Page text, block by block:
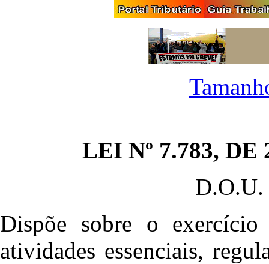
LEI Nº 7.783, DE
D.O.U.
Dispõe sobre o
atividades essenciais,